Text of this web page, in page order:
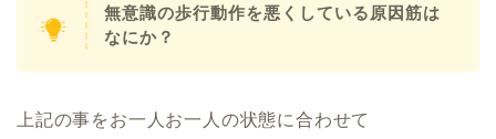
無意識の歩行動作を悪くしている原因筋は
なにか？
上記の事をお一人お一人の状態に合わせて